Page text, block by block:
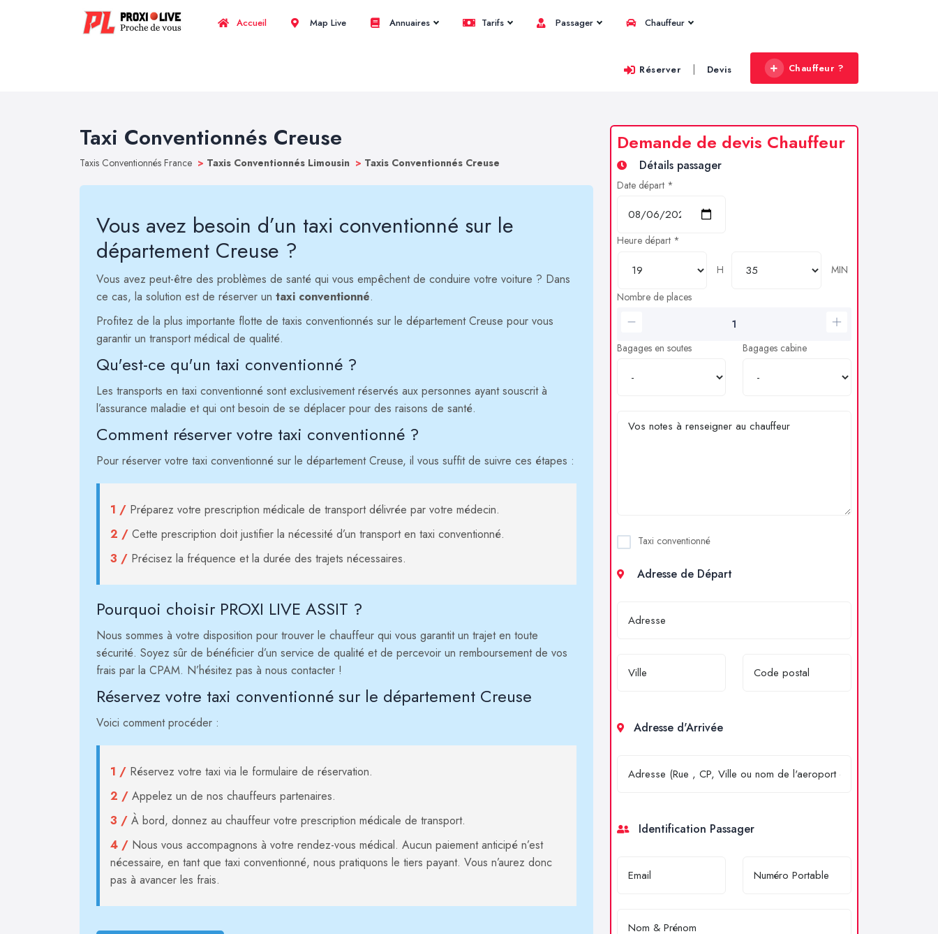
Accueil Map Live Annuaires Tarifs Passager Chauffeur
Réserver | Devis Chauffeur ?
Taxi Conventionnés Creuse
Taxis Conventionnés France > Taxis Conventionnés Limousin > Taxis Conventionnés Creuse
Vous avez besoin d’un taxi conventionné sur le
département Creuse ?
Vous avez peut-être des problèmes de santé qui vous empêchent de conduire votre voiture ? Dans
ce cas, la solution est de réserver un taxi conventionné.
Profitez de la plus importante flotte de taxis conventionnés sur le département Creuse pour vous
garantir un transport médical de qualité.
Qu'est-ce qu'un taxi conventionné ?
Les transports en taxi conventionné sont exclusivement réservés aux personnes ayant souscrit à
l’assurance maladie et qui ont besoin de se déplacer pour des raisons de santé.
Comment réserver votre taxi conventionné ?
Pour réserver votre taxi conventionné sur le département Creuse, il vous suffit de suivre ces étapes :
1 / Préparez votre prescription médicale de transport délivrée par votre médecin.
2 / Cette prescription doit justifier la nécessité d’un transport en taxi conventionné.
3 / Précisez la fréquence et la durée des trajets nécessaires.
Pourquoi choisir PROXI LIVE ASSIT ?
Nous sommes à votre disposition pour trouver le chauffeur qui vous garantit un trajet en toute
sécurité. Soyez sûr de bénéficier d’un service de qualité et de percevoir un remboursement de vos
frais par la CPAM. N’hésitez pas à nous contacter !
Réservez votre taxi conventionné sur le département Creuse
Voici comment procéder :
1 / Réservez votre taxi via le formulaire de réservation.
2 / Appelez un de nos chauffeurs partenaires.
3 / À bord, donnez au chauffeur votre prescription médicale de transport.
4 / Nous vous accompagnons à votre rendez-vous médical. Aucun paiement anticipé n’est
nécessaire, en tant que taxi conventionné, nous pratiquons le tiers payant. Vous n’aurez donc
pas à avancer les frais.
Demande de devis Chauffeur
Détails passager
Date départ *
Heure départ *
H
MIN
Nombre de places
Bagages en soutes Bagages cabine
Taxi conventionné
Adresse de Départ
Adresse d'Arrivée
Identification Passager